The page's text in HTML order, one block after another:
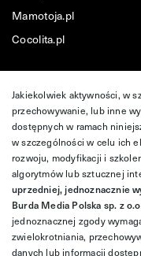
Mamotoja.pl
Cocolita.pl
Jakiekolwiek aktywności, w
przechowywanie, lub inne
dostępnych w ramach
w szczególności w celu ich
rozwoju, modyfikacji i
algorytmów lub sztucznej
uprzedniej, jednoznacznie
Burda Media Polska sp. z
jednoznacznej zgody
zwielokrotniania,
danych lub informacji